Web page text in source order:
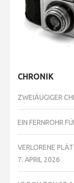
CHRONIK
ZWEIÄUGIGER
EIN FERNROHR
VERLORENE
7. APRIL 2026